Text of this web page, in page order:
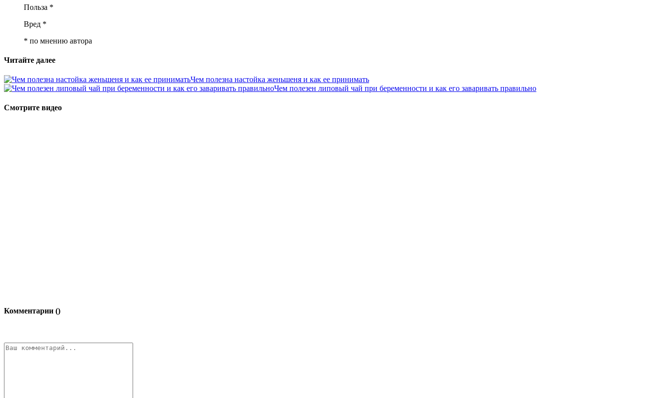
Польза *
Вред *
* по мнению автора
Читайте далее
Чем полезна настойка женьшеня и как ее принимать
Чем полезен липовый чай при беременности и как его заваривать правильно
Смотрите видео
Комментарии ()